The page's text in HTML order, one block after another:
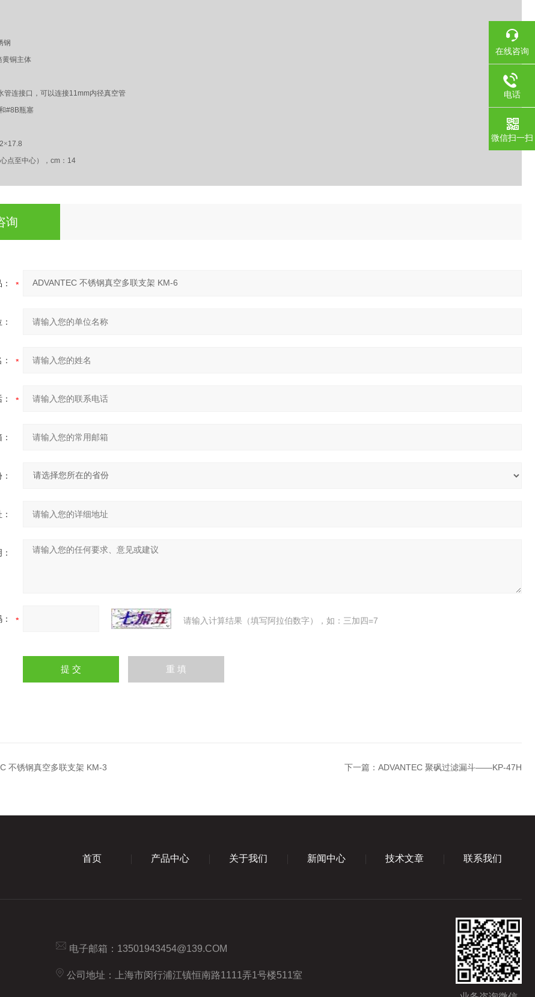
钢
黄铜主体
管连接口，可以连接11mm内径真空管
#8B瓶塞
×17.8
点至中心）， cm ： 14
询
请输入计算结果（填写阿拉伯数字），如：三加四=7
不锈钢真空多联支架 KM-3 下一篇： ADVANTEC 聚砜过滤漏斗——KP-47H
首页 产品中心 关于我们 新闻中心 技术文章 联系我们
电子邮箱： 13501943454@139.COM
公司地址：上海市闵行浦江镇恒南路1111弄1号楼511室
在线咨询
电话
微信扫一扫